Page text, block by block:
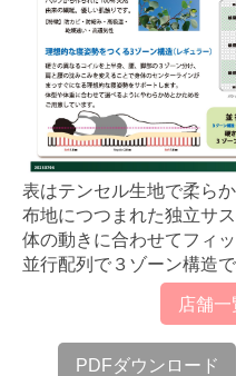
表はテンセル生地で柔らか
布地につつまれた独立サ
体の動きに合わせてフィッ
並行配列で３ゾーン構造
店舗
PDFダウンロード